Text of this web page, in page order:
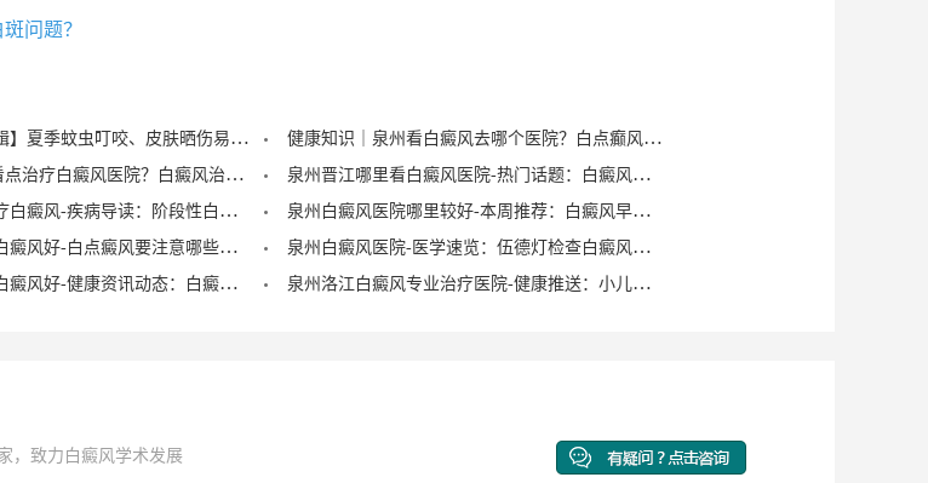
问题？
【六月儿童节特辑】夏季蚊虫叮咬、皮肤晒伤易成白斑“催化剂”，泉州中科：儿童白癜风暑期护理记住三个要点！
健康知识｜泉州看白癜风去哪个医院？白点癫风早期可以自愈？
[预测]泉州南安看点治疗白癜风医院？白癜风治疗后泛红是怎么回事？
泉州晋江哪里看白癜风医院-热门话题：白癜风症状有哪些？
泉州德化哪里治疗白癜风-疾病导读：阶段性白癜风的症状？
泉州白癜风医院哪里较好-本周推荐：白癜风早期症状如何确诊？
泉州哪家医院查白癜风好-白点癜风要注意哪些饮食禁忌？
泉州白癜风医院-医学速览：伍德灯检查白癜风症状？
泉州哪个医院看白癜风好-健康资讯动态：白癜风的症状早期图片？ 泉州洛江白癜风专业治疗医院-健康推送：小儿脸上有白斑是什么原因？
，致力白癜风学术发展